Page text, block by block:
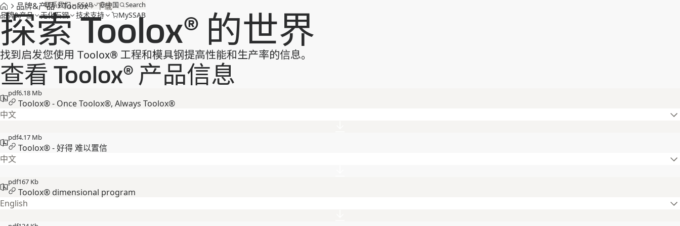
联系我们 SSAB 中国 Search
品牌&产品 无化石钢 技术支持 MySSAB
品牌&产品 Toolox 下载
探索 Toolox® 的世界
找到启发您使用 Toolox® 工程和模具钢提高性能和生产率的信息。
查看 Toolox® 产品信息
pdf6.18 Mb
Toolox® - Once Toolox®, Always Toolox®
中文
pdf4.17 Mb
Toolox® - 好得 难以置信
中文
pdf167 Kb
Toolox® dimensional program
English